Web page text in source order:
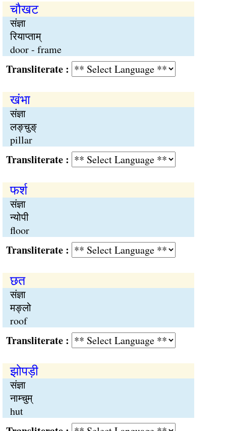
चौखट
संज्ञा
रियाप्ताम्
door - frame
:
खंभा
संज्ञा
लङ्चुङ्
pillar
:
फर्श
संज्ञा
न्योपी
floor
:
छत
संज्ञा
मङ्लो
roof
:
झोपड़ी
संज्ञा
नाम्चुम्
hut